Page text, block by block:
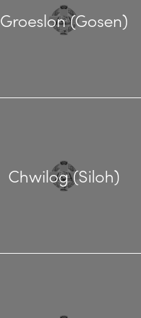
Groeslon (Gosen)
Chwilog (Siloh)